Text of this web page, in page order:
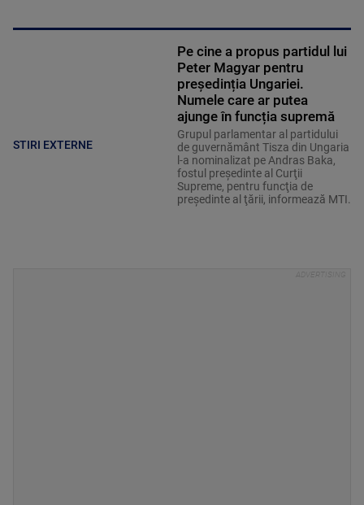
STIRI EXTERNE
Pe cine a propus partidul lui
Peter Magyar pentru
președinția Ungariei.
Numele care ar putea
ajunge în funcția supremă
Grupul parlamentar al partidului
de guvernământ Tisza din Ungaria
l-a nominalizat pe Andras Baka,
fostul preşedinte al Curţii
Supreme, pentru funcţia de
preşedinte al ţării, informează MTI.